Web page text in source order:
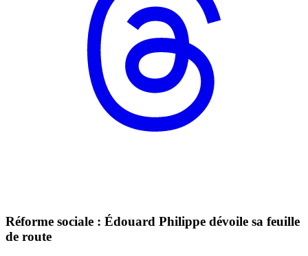
Réforme sociale : Édouard Philippe dévoile sa feuille
de route